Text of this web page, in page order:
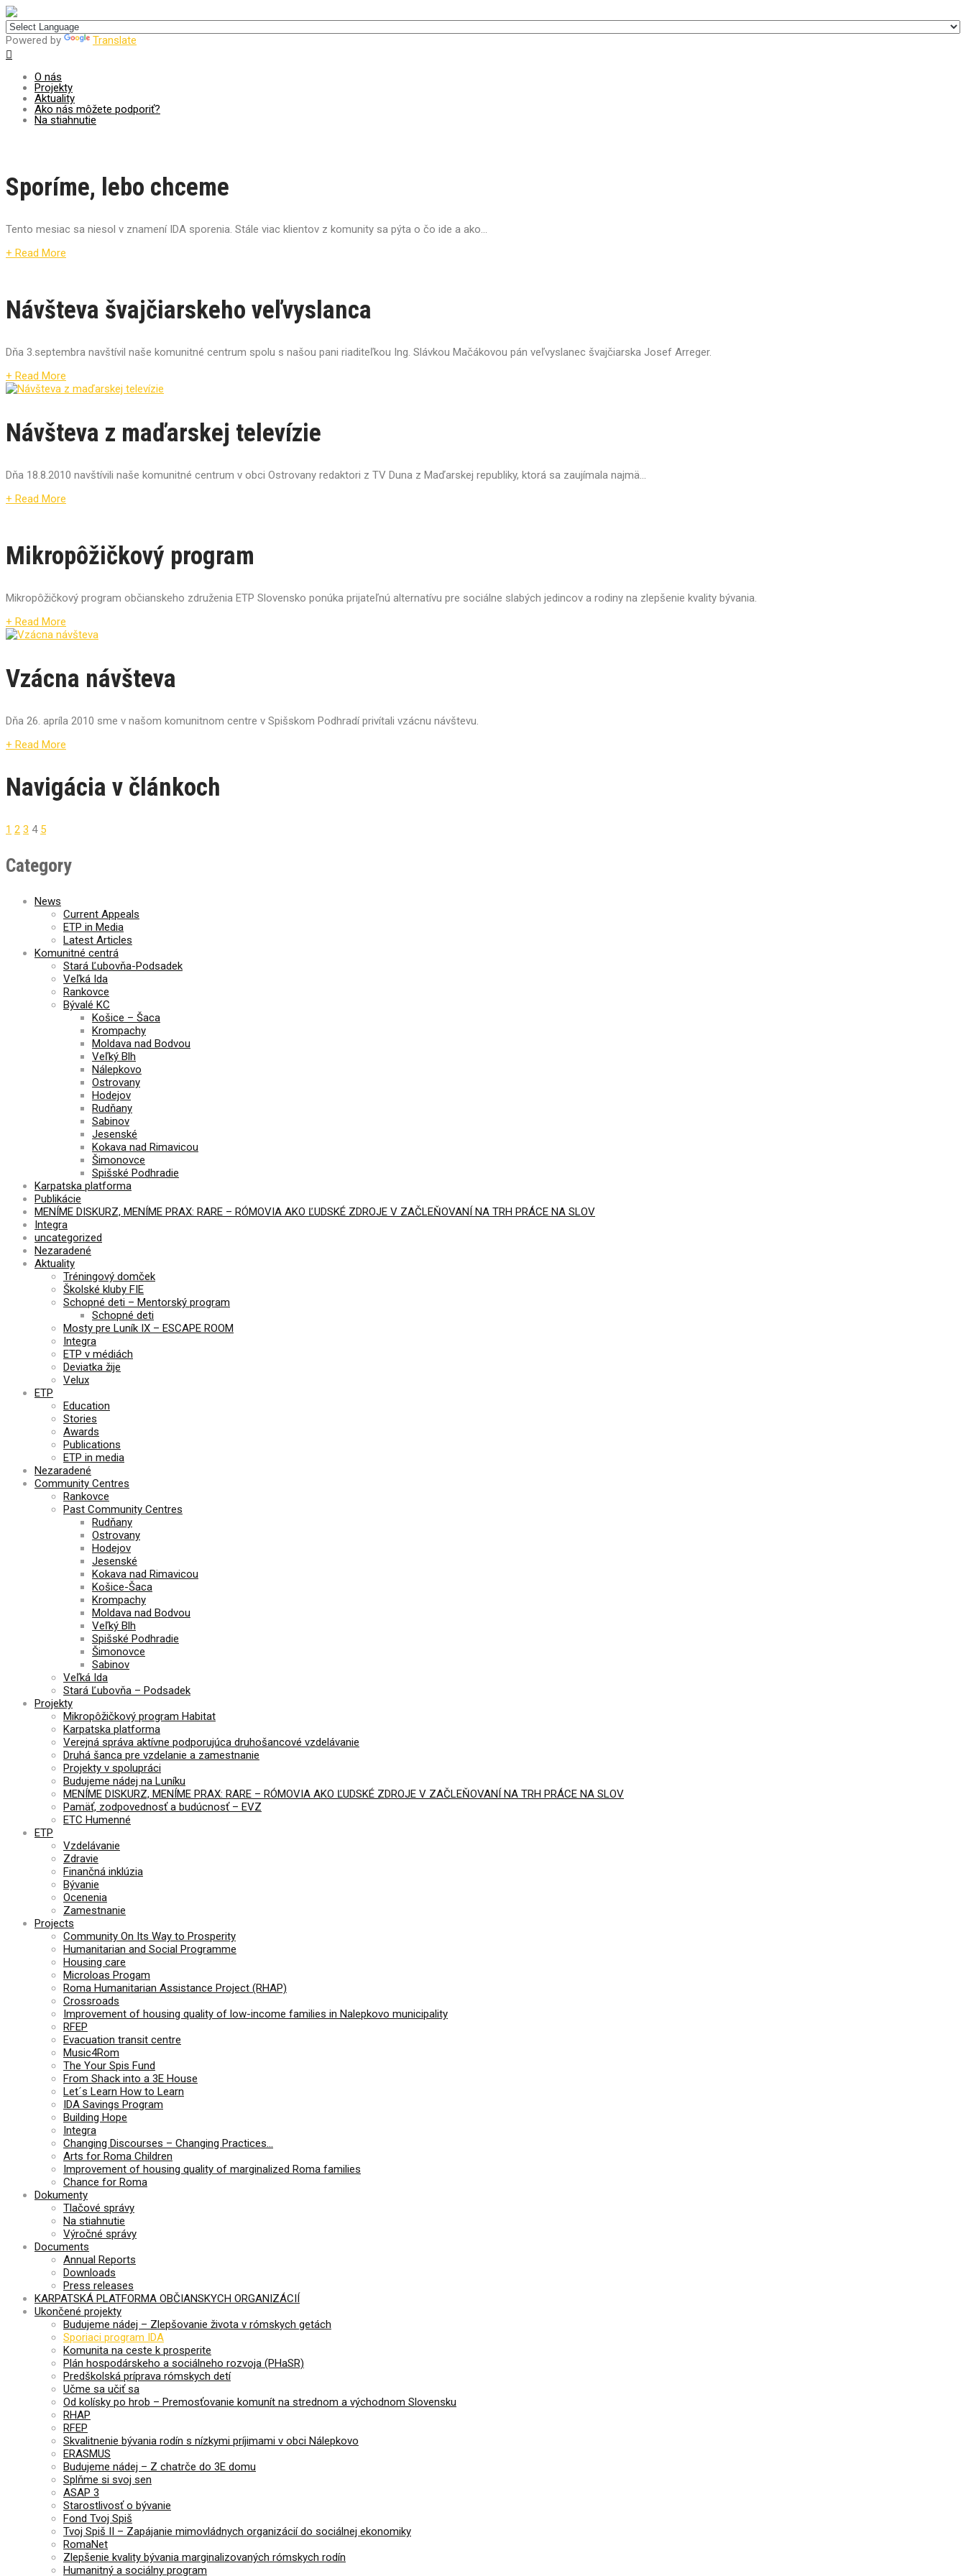
Powered by Translate
O nás
Projekty
Aktuality
Ako nás môžete podporiť?
Na stiahnutie
Sporíme, lebo chceme
Tento mesiac sa niesol v znamení IDA sporenia. Stále viac klientov z komunity sa pýta o čo ide a ako...
+ Read More
Návšteva švajčiarskeho veľvyslanca
Dňa 3.septembra navštívil naše komunitné centrum spolu s našou pani riaditeľkou Ing. Slávkou Mačákovou pán veľvyslanec švajčiarska Josef Arreger.
+ Read More
Návšteva z maďarskej televízie
Dňa 18.8.2010 navštívili naše komunitné centrum v obci Ostrovany redaktori z TV Duna z Maďarskej republiky, ktorá sa zaujímala najmä...
+ Read More
Mikropôžičkový program
Mikropôžičkový program občianskeho združenia ETP Slovensko ponúka prijateľnú alternatívu pre sociálne slabých jedincov a rodiny na zlepšenie kvality bývania.
+ Read More
Vzácna návšteva
Dňa 26. apríla 2010 sme v našom komunitnom centre v Spišskom Podhradí privítali vzácnu návštevu.
+ Read More
Navigácia v článkoch
1 2 3 4 5
Category
News
Current Appeals
ETP in Media
Latest Articles
Komunitné centrá
Stará Ľubovňa-Podsadek
Veľká Ida
Rankovce
Bývalé KC
Košice – Šaca
Krompachy
Moldava nad Bodvou
Veľký Blh
Nálepkovo
Ostrovany
Hodejov
Rudňany
Sabinov
Jesenské
Kokava nad Rimavicou
Šimonovce
Spišské Podhradie
Karpatska platforma
Publikácie
MENÍME DISKURZ, MENÍME PRAX: RARE – RÓMOVIA AKO ĽUDSKÉ ZDROJE V ZAČLEŇOVANÍ NA TRH PRÁCE NA SLOV
Integra
uncategorized
Nezaradené
Aktuality
Tréningový domček
Školské kluby FIE
Schopné deti – Mentorský program
Schopné deti
Mosty pre Luník IX – ESCAPE ROOM
Integra
ETP v médiách
Deviatka žije
Velux
ETP
Education
Stories
Awards
Publications
ETP in media
Nezaradené
Community Centres
Rankovce
Past Community Centres
Rudňany
Ostrovany
Hodejov
Jesenské
Kokava nad Rimavicou
Košice-Šaca
Krompachy
Moldava nad Bodvou
Veľký Blh
Spišské Podhradie
Šimonovce
Sabinov
Veľká Ida
Stará Ľubovňa – Podsadek
Projekty
Mikropôžičkový program Habitat
Karpatska platforma
Verejná správa aktívne podporujúca druhošancové vzdelávanie
Druhá šanca pre vzdelanie a zamestnanie
Projekty v spolupráci
Budujeme nádej na Luníku
MENÍME DISKURZ, MENÍME PRAX: RARE – RÓMOVIA AKO ĽUDSKÉ ZDROJE V ZAČLEŇOVANÍ NA TRH PRÁCE NA SLOV
Pamäť, zodpovednosť a budúcnosť – EVZ
ETC Humenné
ETP
Vzdelávanie
Zdravie
Finančná inklúzia
Bývanie
Ocenenia
Zamestnanie
Projects
Community On Its Way to Prosperity
Humanitarian and Social Programme
Housing care
Microloas Progam
Roma Humanitarian Assistance Project (RHAP)
Crossroads
Improvement of housing quality of low-income families in Nalepkovo municipality
RFEP
Evacuation transit centre
Music4Rom
The Your Spis Fund
From Shack into a 3E House
Let´s Learn How to Learn
IDA Savings Program
Building Hope
Integra
Changing Discourses – Changing Practices…
Arts for Roma Children
Improvement of housing quality of marginalized Roma families
Chance for Roma
Dokumenty
Tlačové správy
Na stiahnutie
Výročné správy
Documents
Annual Reports
Downloads
Press releases
KARPATSKÁ PLATFORMA OBČIANSKYCH ORGANIZÁCIÍ
Ukončené projekty
Budujeme nádej – Zlepšovanie života v rómskych getách
Sporiaci program IDA
Komunita na ceste k prosperite
Plán hospodárskeho a sociálneho rozvoja (PHaSR)
Predškolská príprava rómskych detí
Učme sa učiť sa
Od kolísky po hrob – Premosťovanie komunít na strednom a východnom Slovensku
RHAP
RFEP
Skvalitnenie bývania rodín s nízkymi príjimami v obci Nálepkovo
ERASMUS
Budujeme nádej – Z chatrče do 3E domu
Splňme si svoj sen
ASAP 3
Starostlivosť o bývanie
Fond Tvoj Spiš
Tvoj Spiš II – Zapájanie mimovládnych organizácií do sociálnej ekonomiky
RomaNet
Zlepšenie kvality bývania marginalizovaných rómskych rodín
Humanitný a sociálny program